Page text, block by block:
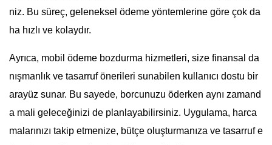
niz. Bu süreç, geleneksel ödeme yöntemlerine göre çok da
ha hızlı ve kolaydır.
Ayrıca, mobil ödeme bozdurma hizmetleri, size finansal da
nışmanlık ve tasarruf önerileri sunabilen kullanıcı dostu bir
arayüz sunar. Bu sayede, borcunuzu öderken aynı zamand
a mali geleceğinizi de planlayabilirsiniz. Uygulama, harca
malarınızı takip etmenize, bütçe oluşturmanıza ve tasarruf e